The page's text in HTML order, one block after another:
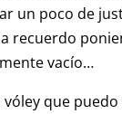
un poco de
recuerdo
vacío…
que